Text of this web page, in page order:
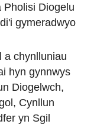
Pholisi Diogelu
gymeradwyo
a chynlluniau
hyn gynnwys
Diogelwch,
Cynllun
yn Sgil